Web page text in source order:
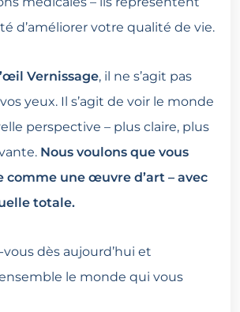
d’améliorer votre qualité de vie.
Vernissage, il ne s’agit pas
yeux. Il s’agit de voir le monde
perspective – plus claire, plus
Nous voulons que vous
comme une œuvre d’art – avec
totale.
dès aujourd’hui et
le monde qui vous